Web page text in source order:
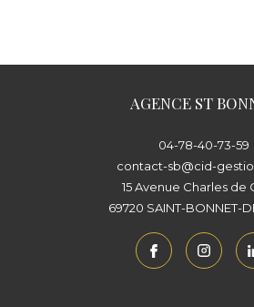
AGENCE ST
04-78-40-73-59
contact-sb@cid-
15 Avenue Charles de
69720
SAINT-BONNET-